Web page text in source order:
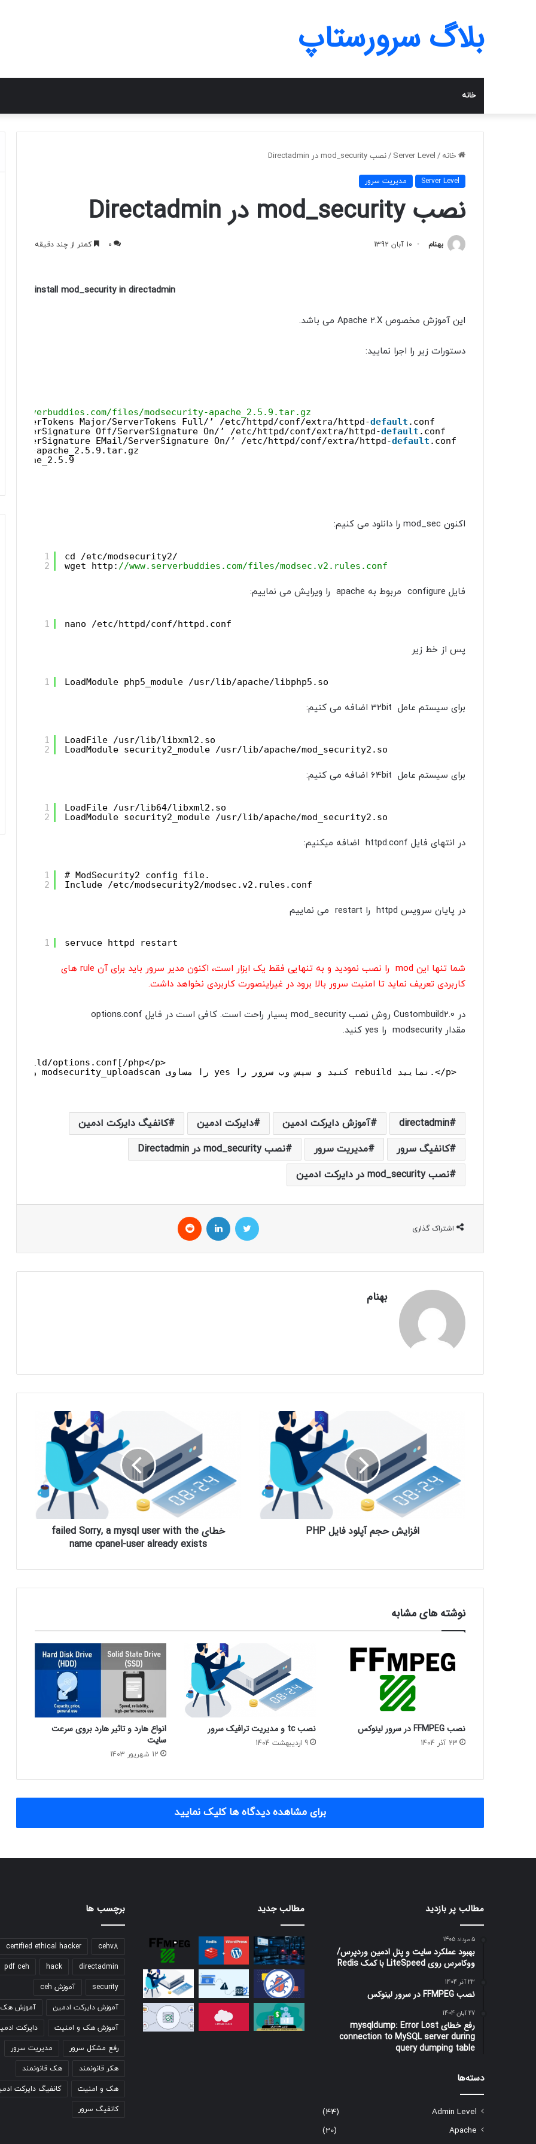
بلاگ سرورستاپ
خانه
خانه /
Server Level
/نصب mod_security در Directadmin
Server Level مدیریت سرور
نصب mod_security در Directadmin
بهنام 10 آبان 1392 0 کمتر از چند دقیقه
install mod_security in directadmin
این آموزش مخصوص Apache 2.X می باشد.
دستورات زیر را اجرا نمایید:
files/modsecurity-apache_2.5.9.tar.gz
ServerTokens Major/ServerTokens Full/’ /etc/httpd/conf/extra/httpd-default .conf
Off/ServerSignature On/’ /etc/httpd/conf/extra/httpd-default .conf
ServerSignature EMail/ServerSignature On/’ /etc/httpd/conf/extra/httpd-default .conf
apache_2.5.9.tar.gz
apache_2.5.9
اکنون mod_sec را دانلود می کنیم:
1
2
cd /etc/modsecurity2/
wget http: //www.serverbuddies.com/files/modsec.v2.rules.conf
فایل configure مربوط به apache را ویرایش می نماییم:
1 nano /etc/httpd/conf/httpd.conf
پس از خط زیر
1 LoadModule php5_module /usr/lib/apache/libphp5.so
برای سیستم عامل 32bit اضافه می کنیم:
1
2
LoadFile /usr/lib/libxml2.so
LoadModule security2_module /usr/lib/apache/mod_security2.so
برای سیستم عامل 64bit اضافه می کنیم:
1
2
LoadFile /usr/lib64/libxml2.so
LoadModule security2_module /usr/lib/apache/mod_security2.so
در انتهای فایل httpd.conf اضافه میکنیم:
1
2
# ModSecurity2 config file.
Include /etc/modsecurity2/modsec.v2.rules.conf
در پایان سرویس httpd را restart می نماییم
1 servuce httpd restart
شما تنها این mod را نصب نمودید و به تنهایی فقط یک ابزار است، اکنون مدیر سرور باید برای آن rule های
کاربردی تعریف نماید تا امنیت سرور بالا برود در غیراینصورت کاربردی نخواهد داشت.
در Custombuild2.0 روش نصب mod_security بسیار راحت است. کافی است در فایل options.conf
مقدار modsecurity را yes کنید.
options.conf[/php</p>
>مقدار عبارت modsecurity و modsecurity_uploadscan را مساوی yes کنید و سپس وب سرور را rebuild نمایید.</p>
directadmin آموزش دایرکت ادمین دایرکت ادمین
کانفیگ دایرکت ادمین
کانفیگ سرور
مدیریت سرور
نصب mod_security در Directadmin
نصب mod_security در دایرکت ادمین
اشتراک گذاری
توییتر لینکداین
بهنام
افزایش حجم آپلود فایل PHP
خطای failed Sorry, a mysql user with the
name cpanel-user already exists
نوشته های مشابه
نصب FFMPEG در سرور لینوکس
23 آذر 1404
نصب tc و مدیریت ترافیک سرور
9 اردیبهشت 1404
انواع هارد و تاثیر هارد بروی سرعت
سایت
12 شهریور 1403
برای مشاهده دیدگاه ها کلیک نمایید
مطالب پر بازدید
5 مرداد 1405
بهبود عملکرد سایت و پنل ادمین وردپرس/
ووکامرس روی LiteSpeed با کمک Redis
23 آذر 1404
نصب FFMPEG در سرور لینوکس
27 آبان 1404
رفع خطای mysqldump: Error Lost
connection to MySQL server during
query dumping table
دسته‌ها
Admin Level
(44)
Apache
(20)
مطالب جدید برچسب ها
cehv8
certified ethical hacker
directadmin
hack
pdf ceh
security آموزش ceh
آموزش دایرکت ادمین آموزش هک
آموزش هک و امنیت دایرکت
رفع مشکل سرور مدیریت سرور
هکر قانونمند هک قانونمند
هک و امنیت کانفیگ دایرکت
کانفیگ سرور